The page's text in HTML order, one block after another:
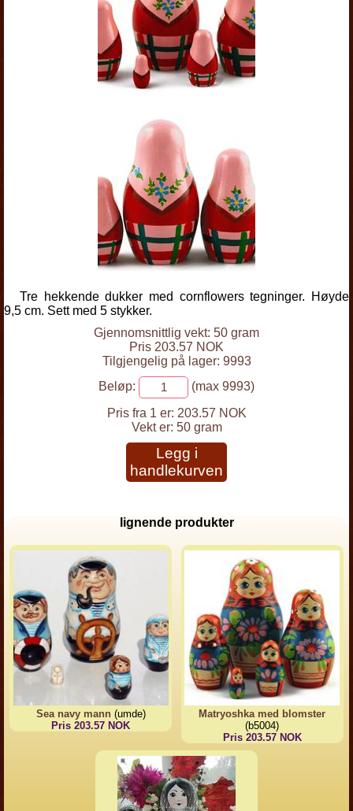
Tre hekkende dukker med cornflowers tegninger. Høyde
9,5 cm. Sett med 5 stykker.
Gjennomsnittlig vekt: 50 gram
Pris 203.57 NOK
Tilgjengelig på lager: 9993
Beløp:
(max 9993)
Pris fra 1 er: 203.57 NOK
Vekt er: 50 gram
Legg i
handlekurven
lignende produkter
Sea navy mann(umde)
Pris 203.57 NOK
Matryoshka med blomster
(b5004)
Pris 203.57 NOK